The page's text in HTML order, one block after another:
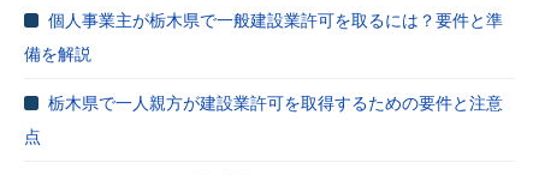
個人事業主が栃木県で一般建設業許可を取るには？要件と準
備を解説
栃木県で一人親方が建設業許可を取得するための要件と注意
点